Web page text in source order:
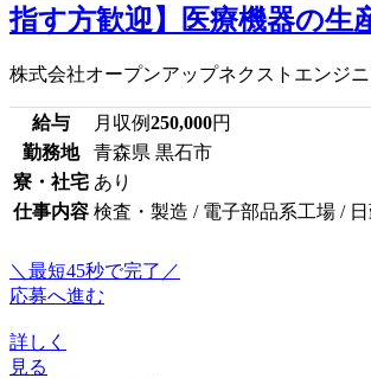
指す方歓迎】医療機器の生
株式会社オープンアップネクストエンジ
給与 月収例250,000円
勤務地
青森県 黒石市
寮・社宅 あり
仕事内容 検査・製造 / 電子部品系工場 /
＼最短45秒で完了／
応募へ進む
詳しく
見る